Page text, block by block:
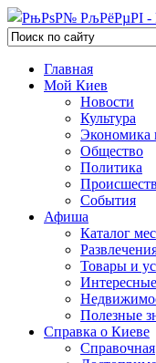
Главная
Мой Киев
Новости
Культура
Экономика
Общество
Политика
События
Афиша
Каталог
Товары и
Полезные
Справка о Киеве
Справочная